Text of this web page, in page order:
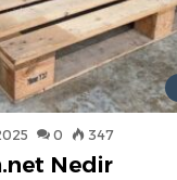
0 347
Nedir